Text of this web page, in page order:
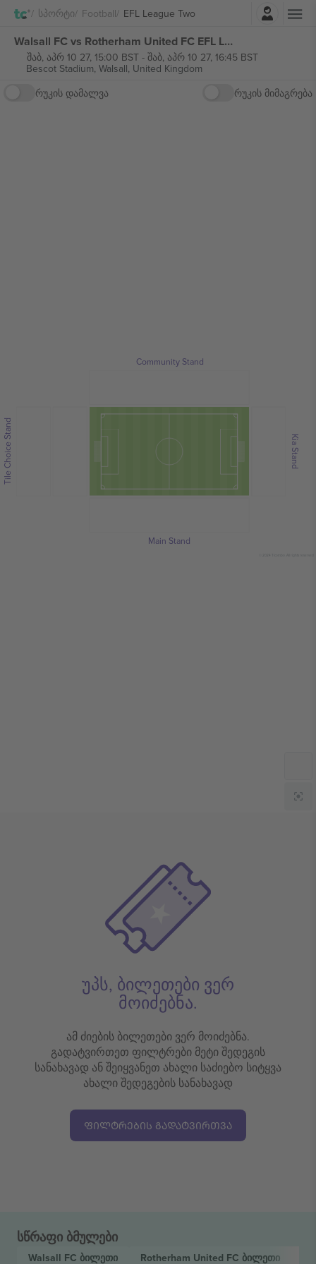
Სპორტი Football EFL League Twoშესვლა
Walsall FC vs Rotherham United FC EFL League Two ბილეთი
შაბ, აპრ 10 27, 15:00 BST- შაბ, აპრ 10 27, 16:45 BST
Bescot Stadium, Walsall, United Kingdom
რუკის დამალვა
რუკის მიმაგრება
Community Stand
Kia Stand
Main Stand
Tile Choice Stand
უპს, ბილეთები ვერ
მოიძებნა.
ამ ძიების ბილეთები ვერ მოიძებნა.
გადატვირთეთ ფილტრები მეტი შედეგის
სანახავად ან შეიყვანეთ ახალი საძიებო სიტყვა
ახალი შედეგების სანახავად
ᲤᲘᲚᲢᲠᲔᲑᲘᲡ ᲒᲐᲓᲐᲢᲕᲘᲠᲗᲕᲐ
სწრაფი ბმულები
Walsall FC ბილეთი Rotherham United FC ბილეთი